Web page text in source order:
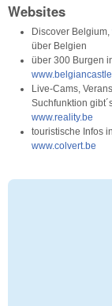
Websites
Discover Belgium,
über Belgien
über 300 Burgen
Live-Cams,
Suchfunktion
www.reality.be
touristische Infos
www.colvert.be